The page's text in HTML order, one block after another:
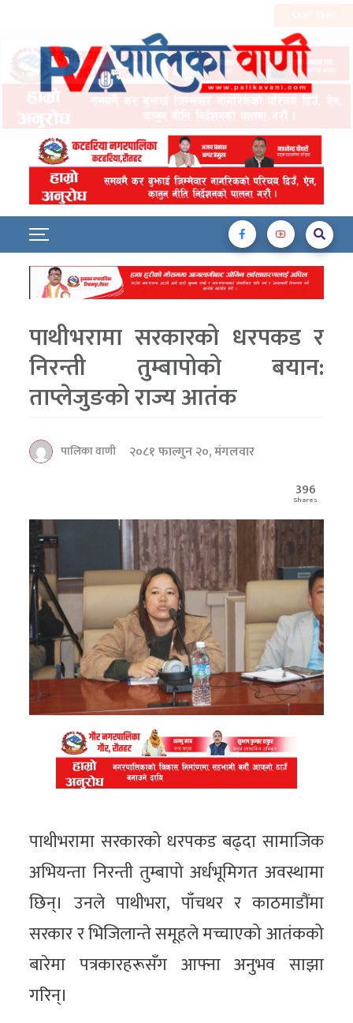
पाथीभरामा सरकारको धरपकड र
निरन्ती तुम्बापोको बयान:
ताप्लेजुङको राज्य आतंक
पालिका वाणी
२०८१ फाल्गुन २०, मंगलवार
396
Shares
पाथीभरामा सरकारको धरपकड बढ्दा सामाजिक
अभियन्ता निरन्ती तुम्बापो अर्धभूमिगत अवस्थामा
छिन्। उनले पाथीभरा, पाँचथर र काठमाडौंमा
सरकार र भिजिलान्ते समूहले मच्चाएको आतंकको
बारेमा पत्रकारहरूसँग आफ्ना अनुभव साझा
गरिन्।